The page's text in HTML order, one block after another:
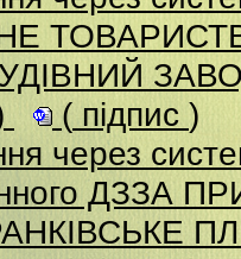
( підпис )
через
ДЗЗА